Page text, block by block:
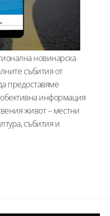
новинарска
събития от
предоставяме
информация
живот – местни
събития и